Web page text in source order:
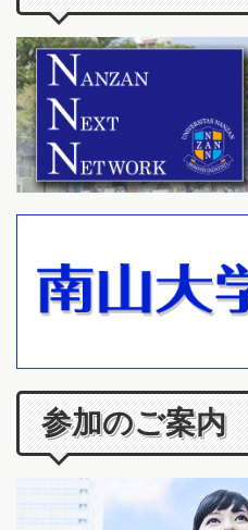
参加のご案内